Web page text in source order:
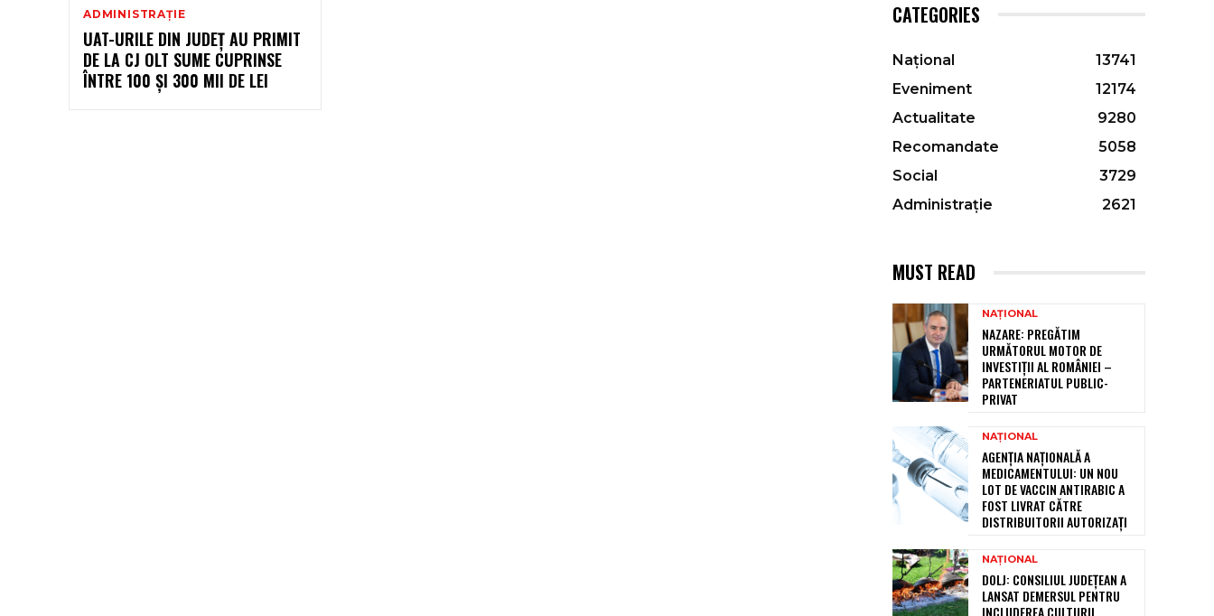
ADMINISTRAȚIE
UAT-URILE DIN JUDEȚ AU PRIMIT
DE LA CJ OLT SUME CUPRINSE
ÎNTRE 100 ȘI 300 MII DE LEI
CATEGORIES
Național
13741
Eveniment
12174
Actualitate
9280
Recomandate
5058
Social
3729
Administrație
2621
MUST READ
NAȚIONAL
NAZARE: PREGĂTIM
URMĂTORUL MOTOR DE
INVESTIȚII AL ROMÂNIEI –
PARTENERIATUL PUBLIC-
PRIVAT
NAȚIONAL
AGENȚIA NAȚIONALĂ A
MEDICAMENTULUI: UN NOU
LOT DE VACCIN ANTIRABIC A
FOST LIVRAT CĂTRE
DISTRIBUITORII AUTORIZAȚI
NAȚIONAL
DOLJ: CONSILIUL JUDEȚEAN A
LANSAT DEMERSUL PENTRU
INCLUDEREA CULTURII